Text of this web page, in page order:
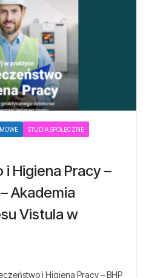
STUDIA SPOŁECZNE
Higiena Pracy –
Akademia
Vistula w
i Higiena Pracy – BHP